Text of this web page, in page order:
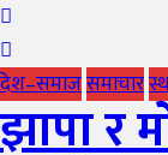
देश–समाजसमाचार
झापा र